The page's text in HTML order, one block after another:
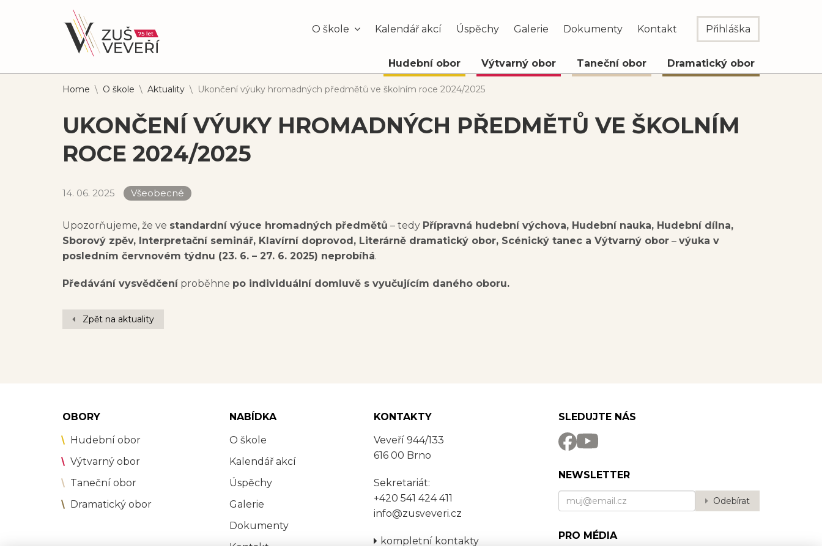
O škole Kalendář akcí Úspěchy Galerie Dokumenty Kontakt Přihláška
Hudební obor Výtvarný obor Taneční obor Dramatický obor
Home \ O škole \ Aktuality \ Ukončení výuky hromadných předmětů ve školním roce 2024/2025
UKONČENÍ VÝUKY HROMADNÝCH PŘEDMĚTŮ VE ŠKOLNÍM
ROCE 2024/2025
14. 06. 2025 Všeobecné
Upozorňujeme, že ve standardní výuce hromadných předmětů – tedy Přípravná hudební výchova, Hudební nauka, Hudební dílna,
Sborový zpěv, Interpretační seminář, Klavírní doprovod, Literárně dramatický obor, Scénický tanec a Výtvarný obor – výuka v
posledním červnovém týdnu (23. 6. – 27. 6. 2025) neprobíhá.
Předávání vysvědčeníproběhne po individuální domluvě s vyučujícím daného oboru.
Zpět na aktuality
OBORY
Hudební obor
Výtvarný obor
Taneční obor
Dramatický obor
NABÍDKA
O škole
Kalendář akcí
Úspěchy
Galerie
Dokumenty
KONTAKTY
Veveří 944/133
616 00 Brno
Sekretariát:
+420 541 424 411
info@zusveveri.cz
kompletní kontakty
SLEDUJTE NÁS
NEWSLETTER
Odebírat
PRO MÉDIA